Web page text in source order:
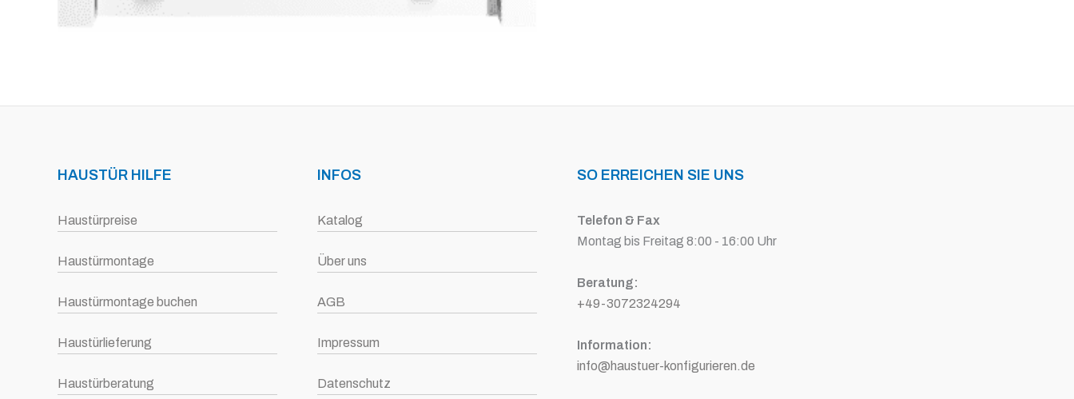
HAUSTÜR HILFE
Haustürpreise
Haustürmontage
Haustürmontage buchen
Haustürlieferung
Haustürberatung
INFOS
Katalog
Über uns
AGB
Impressum
Datenschutz
SO ERREICHEN SIE UNS
Telefon & Fax
Montag bis Freitag 8:00 - 16:00 Uhr
Beratung:
+49-3072324294
Information:
info@haustuer-konfigurieren.de